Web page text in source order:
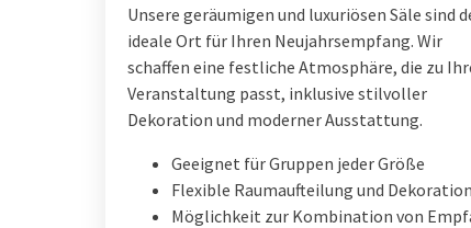
Unsere geräumigen und luxuriösen Säle sind
ideale Ort für Ihren Neujahrsempfang. Wir
schaffen eine festliche Atmosphäre, die zu
Veranstaltung passt, inklusive stilvoller
Dekoration und moderner Ausstattung.
Geeignet für Gruppen jeder Größe
Flexible Raumaufteilung und Dekoration
Möglichkeit zur Kombination von